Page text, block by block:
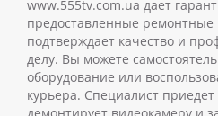
www.555tv.com.ua дает
предоставленные ремонтные
подтверждает качество и
делу. Вы можете
оборудование или
курьера. Специалист